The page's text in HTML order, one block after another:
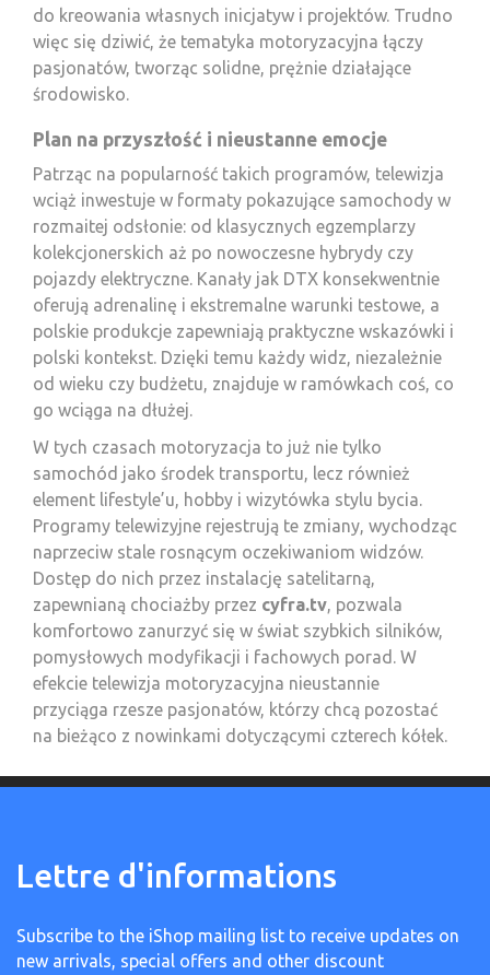
do kreowania własnych inicjatyw i projektów. Trudno
więc się dziwić, że tematyka motoryzacyjna łączy
pasjonatów, tworząc solidne, prężnie działające
środowisko.
Plan na przyszłość i nieustanne emocje
Patrząc na popularność takich programów, telewizja
wciąż inwestuje w formaty pokazujące samochody w
rozmaitej odsłonie: od klasycznych egzemplarzy
kolekcjonerskich aż po nowoczesne hybrydy czy
pojazdy elektryczne. Kanały jak DTX konsekwentnie
oferują adrenalinę i ekstremalne warunki testowe, a
polskie produkcje zapewniają praktyczne wskazówki i
polski kontekst. Dzięki temu każdy widz, niezależnie
od wieku czy budżetu, znajduje w ramówkach coś, co
go wciąga na dłużej.
W tych czasach motoryzacja to już nie tylko
samochód jako środek transportu, lecz również
element lifestyle’u, hobby i wizytówka stylu bycia.
Programy telewizyjne rejestrują te zmiany, wychodząc
naprzeciw stale rosnącym oczekiwaniom widzów.
Dostęp do nich przez instalację satelitarną,
zapewnianą chociażby przez cyfra.tv, pozwala
komfortowo zanurzyć się w świat szybkich silników,
pomysłowych modyfikacji i fachowych porad. W
efekcie telewizja motoryzacyjna nieustannie
przyciąga rzesze pasjonatów, którzy chcą pozostać
na bieżąco z nowinkami dotyczącymi czterech kółek.
Lettre d'informations
Subscribe to the iShop mailing list to receive updates on
new arrivals, special offers and other discount